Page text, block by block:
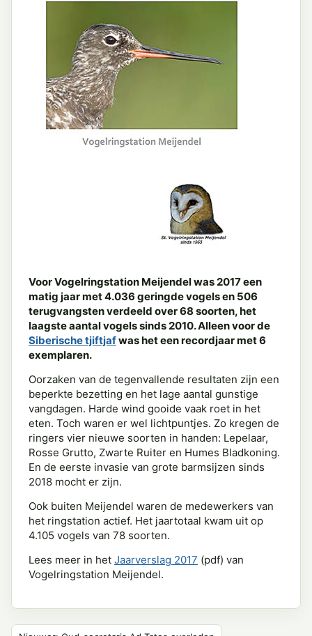
Voor Vogelringstation Meijendel was 2017 een
matig jaar met 4.036 geringde vogels en 506
terugvangsten verdeeld over 68 soorten,het
laagste aantal vogels sinds 2010. Alleen voor de
Siberische tjiftjafwas het een recordjaar met 6
exemplaren.
Oorzaken van de tegenvallende resultaten zijn een
beperkte bezetting en het lage aantal gunstige
vangdagen. Harde wind gooide vaak roet in het
eten. Toch waren er wel lichtpuntjes. Zo kregen de
ringers vier nieuwe soorten in handen: Lepelaar,
Rosse Grutto, Zwarte Ruiter en Humes Bladkoning.
En de eerste invasie van grote barmsijzen sinds
2018 mocht er zijn.
Ook buiten Meijendel waren de medewerkers van
het ringstation actief. Het jaartotaal kwam uit op
4.105 vogels van 78 soorten.
Lees meer in het Jaarverslag 2017 (pdf) van
Vogelringstation Meijendel.